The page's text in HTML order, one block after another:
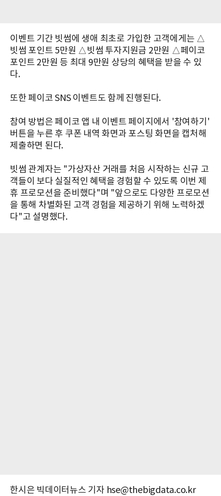
이벤트 기간 빗썸에 생애 최초로 가입한 고객에게는 △
빗썸 포인트 5만원 △빗썸 투자지원금 2만원 △페이코
포인트 2만원 등 최대 9만원 상당의 혜택을 받을 수 있
다.
또한 페이코 SNS 이벤트도 함께 진행된다.
참여 방법은 페이코 앱 내 이벤트 페이지에서 '참여하기'
버튼을 누른 후 쿠폰 내역 화면과 포스팅 화면을 캡처해
제출하면 된다.
빗썸 관계자는 "가상자산 거래를 처음 시작하는 신규 고
객들이 보다 실질적인 혜택을 경험할 수 있도록 이번 제
휴 프로모션을 준비했다"며 "앞으로도 다양한 프로모션
을 통해 차별화된 고객 경험을 제공하기 위해 노력하겠
다"고 설명했다.
한시은 빅데이터뉴스 기자 hse@thebigdata.co.kr